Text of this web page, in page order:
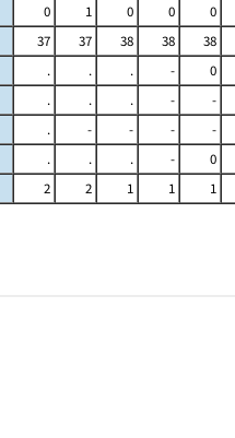
0 1 0 0 0
37 37 38 38 38
. . . - 0
. . . - -
. - - - -
. . . - 0
2 2 1 1 1